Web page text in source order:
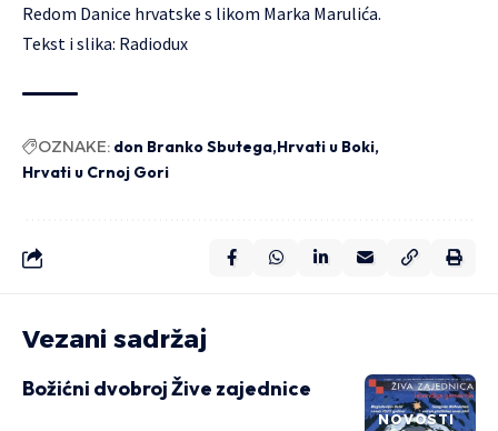
Redom Danice hrvatske s likom Marka Marulića.
Tekst i slika: Radiodux
OZNAKE: don Branko Sbutega Hrvati u Boki
Hrvati u Crnoj Gori
Vezani sadržaj
NOVOSTI
Božićni dvobroj Žive zajednice